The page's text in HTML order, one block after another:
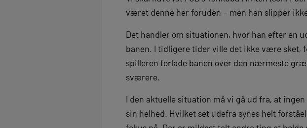
været denne her foruden – men han slipper
Det handler om situationen, hvor han efter en
banen. I tidligere tider ville det ikke være sket,
spilleren forlade banen over den nærmeste
sværere.
I den aktuelle situation må vi gå ud fra, at
sin helhed. Hvilket set udefra synes helt